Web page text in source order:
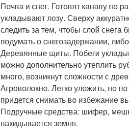
Почва и снег. Готовят канаву по
укладывают лозу. Сверху
следить за тем, чтобы слой
подумать о снегозадержании,
Деревянные щиты. Побеги
можно дополнительно утеплить
много, возникнут сложности с
Агроволокно. Легко уложить, но
придется снимать во избежание
Подручные средства: шифер,
накидывается земля.